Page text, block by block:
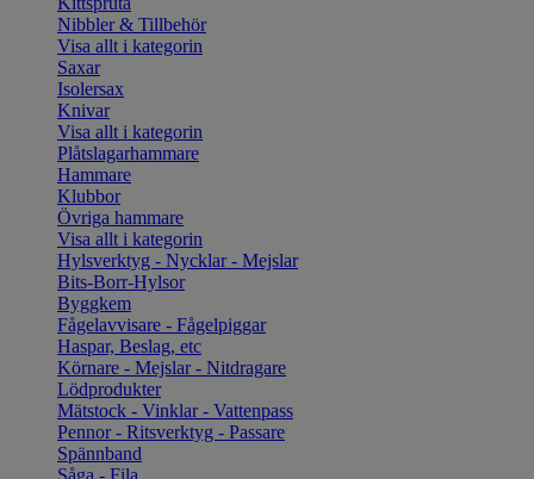
Nibbler & Tillbehör
Visa allt i kategorin
Saxar
Isolersax
Knivar
Visa allt i kategorin
Plåtslagarhammare
Hammare
Klubbor
Övriga hammare
Visa allt i kategorin
Hylsverktyg - Nycklar - Mejslar
Bits-Borr-Hylsor
Byggkem
Fågelavvisare - Fågelpiggar
Haspar, Beslag, etc
Körnare - Mejslar - Nitdragare
Lödprodukter
Mätstock - Vinklar - Vattenpass
Pennor - Ritsverktyg - Passare
Spännband
Såga - Fila